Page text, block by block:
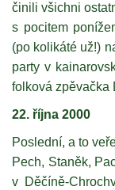
činili všichni
s pocitem
(po kolikáté už!)
party v
folková zpěvačka
22. října 2000
Poslední, a to
Pech, Staněk,
v Děčíně-